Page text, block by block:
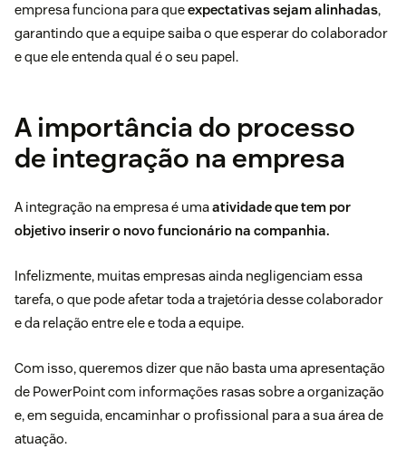
empresa funciona para queexpectativas sejam alinhadas,
garantindo que a equipe saiba o que esperar do colaborador
e que ele entenda qual é o seu papel.
A importância do processo
de integração na empresa
A integração na empresa é umaatividade que tem por
objetivo inserir o novo funcionário na companhia.
Infelizmente, muitas empresas ainda negligenciam essa
tarefa, o que pode afetar toda a trajetória desse colaborador
e da relação entre ele e toda a equipe.
Com isso, queremos dizer que não basta uma apresentação
de PowerPoint com informações rasas sobre a organização
e, em seguida, encaminhar o profissional para a sua área de
atuação.